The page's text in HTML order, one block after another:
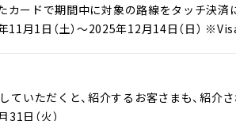
ードで期間中に対象の路線をタッチ決
11月1日（土）～2025年12月14日（日）
いただくと、紹介するお客さまも、紹介
日（火）